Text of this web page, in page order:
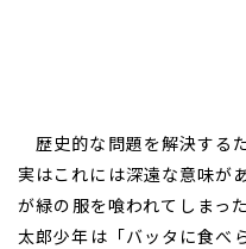
歴史的な問題を解決する
実はこれには深遠な意味が
が緑の服を喰われてしまっ
太郎少年は「バッタに食べ